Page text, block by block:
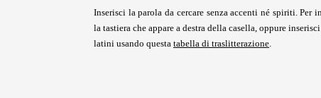
Inserisci la parola da cercare senza accenti né spiriti. Per
la tastiera che appare a destra della casella, oppure
latini usando questa tabella di traslitterazione.